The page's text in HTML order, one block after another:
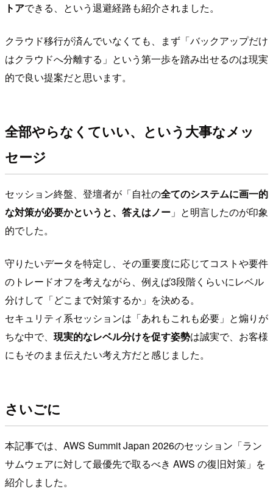
トアできる、という退避経路も紹介されました。
クラウド移行が済んでいなくても、まず「バックアップだけ
はクラウドへ分離する」という第一歩を踏み出せるのは現実
的で良い提案だと思います。
全部やらなくていい、という大事なメッ
セージ
セッション終盤、登壇者が「自社の全てのシステムに画一的
な対策が必要かというと、答えはノー 」と明言したのが印象
的でした。
守りたいデータを特定し、その重要度に応じてコストや要件
のトレードオフを考えながら、例えば3段階くらいにレベル
分けして「どこまで対策するか」を決める。
セキュリティ系セッションは「あれもこれも必要」と煽りが
ちな中で、 現実的なレベル分けを促す姿勢は誠実で、お客様
にもそのまま伝えたい考え方だと感じました。
さいごに
本記事では、AWS Summit Japan 2026のセッション「ラン
サムウェアに対して最優先で取るべき AWS の復旧対策」を
紹介しました。